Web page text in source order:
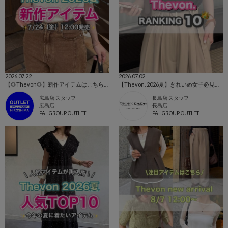
2026.07.22
広島店 スタッフ
広島店
PAL GROUP OUTLET
2026.07.02
長島店 スタッフ
長島店
PAL GROUP OUTLET